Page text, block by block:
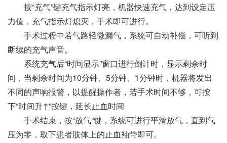
按“充气”键充气指示灯亮，机器快速充气，达到设定压
力值，充气指示灯熄灭，手术即可进行。
手术过程中若气路轻微漏气，系统可自动补偿，可听到
断续的充气声音。
系统充气后“时间显示”窗口进行倒计时，显示剩余时
间，当剩余时间为10分钟、5分钟、1分钟时，机器将发出
不同的声响报警，以提醒操作者，若手术时间不够，可按
下“时间升↑”按键，延长止血时间
手术结束，按“放气”键，系统可进行平滑放气，直到气
压为零，取下患者肢体上的止血袖带即可。